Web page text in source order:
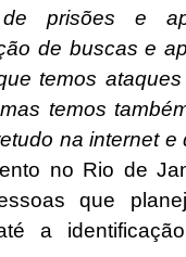
prisões e
de buscas e
temos
temos
na internet e
no Rio de
que
a